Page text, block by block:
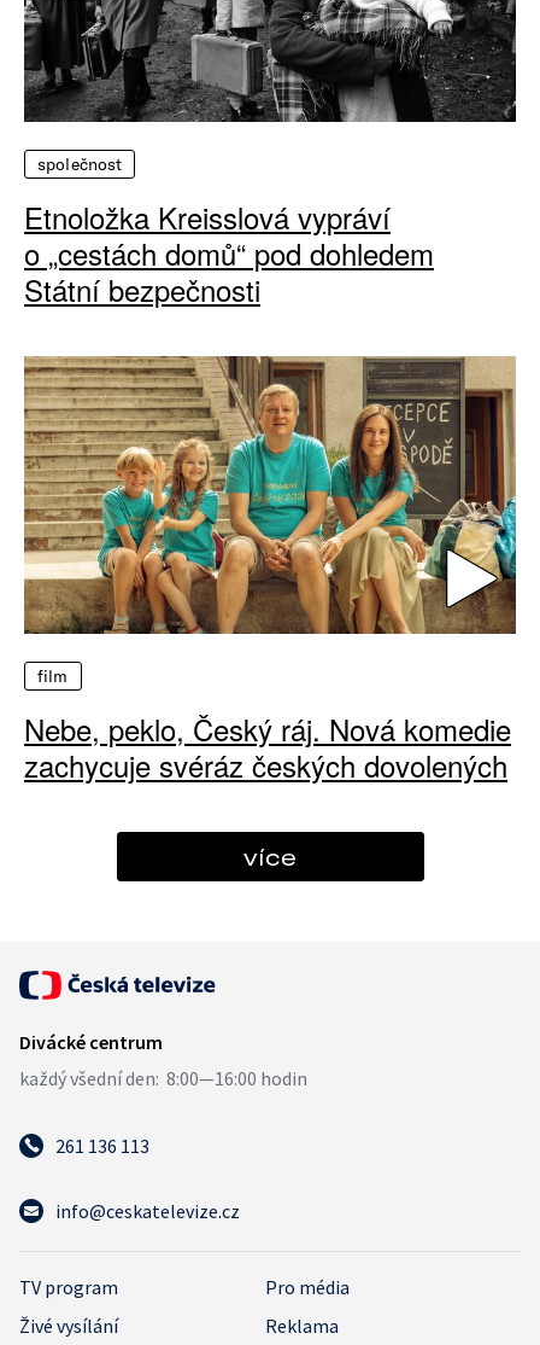
společnost
Etnoložka Kreisslová vypráví
o „cestách domů“ pod dohledem
Státní bezpečnosti
film
Nebe, peklo, Český ráj. Nová komedie
zachycuje svéráz českých dovolených
více
261 136 113
info@ceskatelevize.cz
TV program
Pro média
Živé vysílání
Reklama